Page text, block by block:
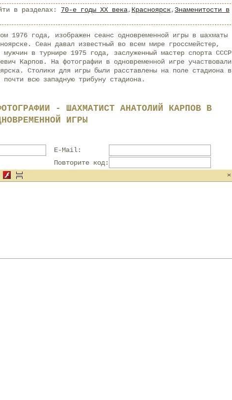
в разделах: 70-е годы XX века, Красноярск,Знаменитости в
1976 года, изображен сеанс одновременной игры в шахматы
Сеан давал известный во всем мире гроссмейстер,
в турнире 1975 года, заслуженный мастер спорта СССР
Карпов. На фотографии в одновременной игре участвовали
Столики для игры были расставлены на поле стадиона в
всю западную трибуну стадиона.
- ШАХМАТИСТ АНАТОЛИЙ КАРПОВ В
ИГРЫ
E-Mail:
Повторите код: